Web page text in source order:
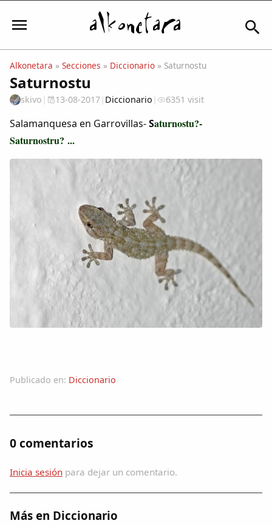
Iniciar sesión
Mi Cuenta
El Tiempo
Actualidad
Colaboradores
AlkoTV
Periódico Alconétar
Foros
Idiosincrasia
Traductor
Alkonetara » Secciones » Diccionario » Saturnostu
Saturnostu
skivo | 13-08-2017| Diccionario | 6351 visit
Salamanquesa en Garrovillas-Saturnostu?-
Saturnostru? ...
Publicado en: Diccionario
0 comentarios
Inicia sesión para dejar un comentario.
Más en Diccionario